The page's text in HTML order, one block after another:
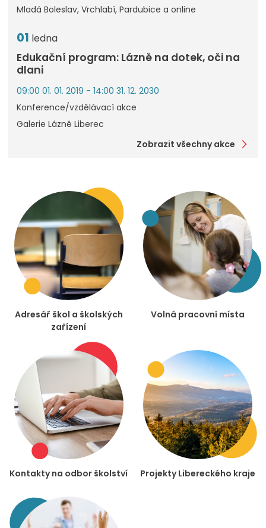
Mladá Boleslav, Vrchlabí, Pardubice a online
01 ledna
Edukační program: Lázně na dotek, oči na
dlani
09:00 01. 01. 2019 - 14:00 31. 12. 2030
Konference/vzdělávací akce
Galerie Lázně Liberec
Zobrazit všechny akce
Adresář škol a školských
zařízení
Volná pracovní místa
Kontakty na odbor školství Projekty Libereckého kraje